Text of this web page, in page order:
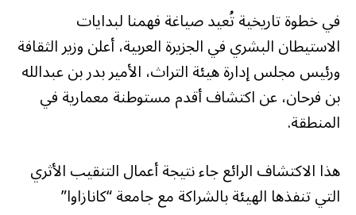
في خطوة تاريخية تُعيد صياغة فهمنا لبدايات
الاستيطان البشري في الجزيرة العربية، أعلن وزير الثقافة
ورئيس مجلس إدارة هيئة التراث، الأمير بدر بن عبدالله
بن فرحان، عن اكتشاف أقدم مستوطنة معمارية في
المنطقة.
هذا الاكتشاف الرائع جاء نتيجة أعمال التنقيب الأثري
التي تنفذها الهيئة بالشراكة مع جامعة “كانازاوا”